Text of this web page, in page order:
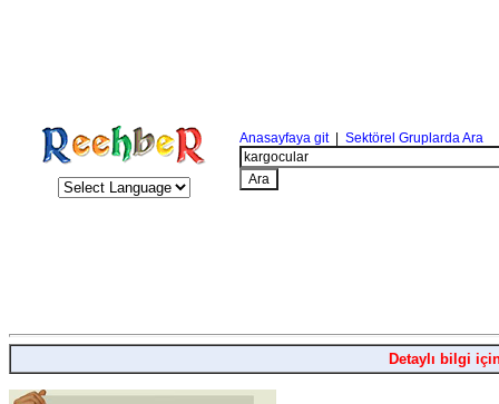
Anasayfaya git| Sektörel Gruplarda Ara
Detaylı bilgi